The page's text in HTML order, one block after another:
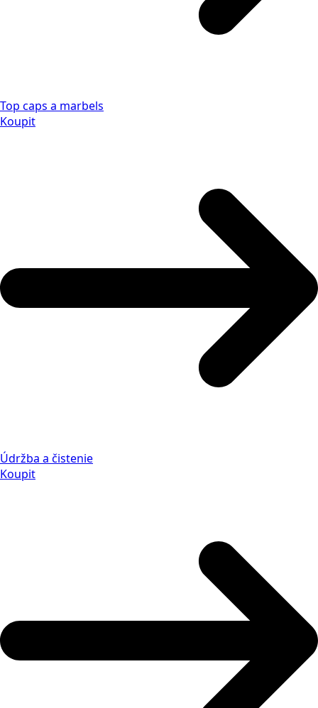
Top caps a marbels
Koupit
Údržba a čistenie
Koupit